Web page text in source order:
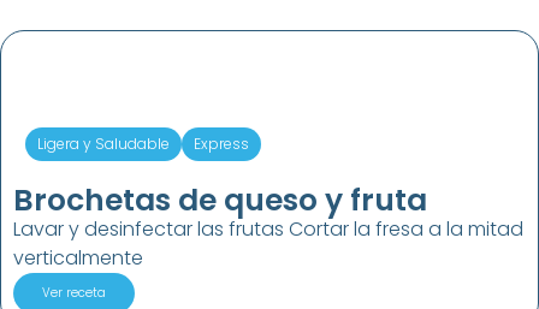
Ligera y Saludable Express
Brochetas de queso y fruta
Lavar y desinfectar las frutas Cortar la fresa a la mitad
verticalmente
Ver receta